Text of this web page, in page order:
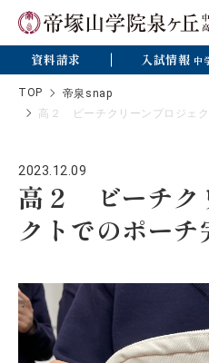
資料請求 入試情報 中
TOP
帝泉snap
高２ ビーチクリーンプロジェ
2023.12.09
高２ ビーチク
クトでのポーチ